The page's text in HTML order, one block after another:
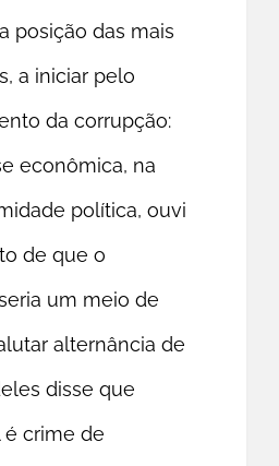
posição das mais
a iniciar pelo
da corrupção:
econômica, na
política, ouvi
de que o
um meio de
alternância de
disse que
é crime de